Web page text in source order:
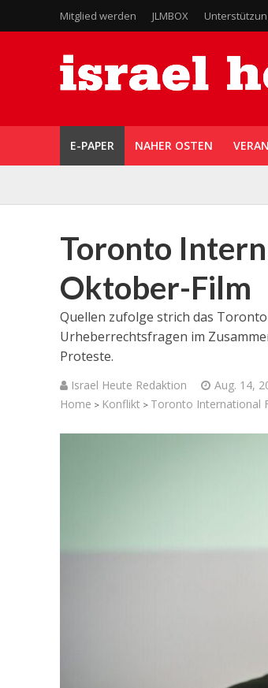
Mitglied werden JLMBOX
E-PAPER NAHER OSTEN
Toronto
Oktober-Film
Quellen zufolge strich das
Urheberrechtsfragen im
Proteste.
Israel Heute Redaktion Aug. 14,
Home > Konflikt > Toronto International